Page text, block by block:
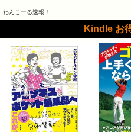
わんこーる速報！
Kindle お